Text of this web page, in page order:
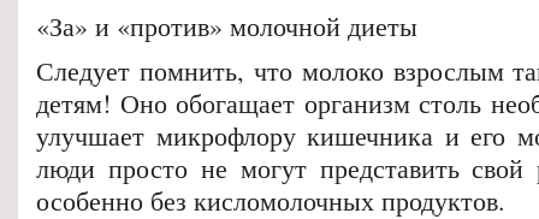
«За» и «против» молочной диеты
Следует помнить, что молоко взрослым
детям! Оно обогащает организм столь
улучшает микрофлору кишечника и его
люди просто не могут представить
особенно без кисломолочных продуктов.